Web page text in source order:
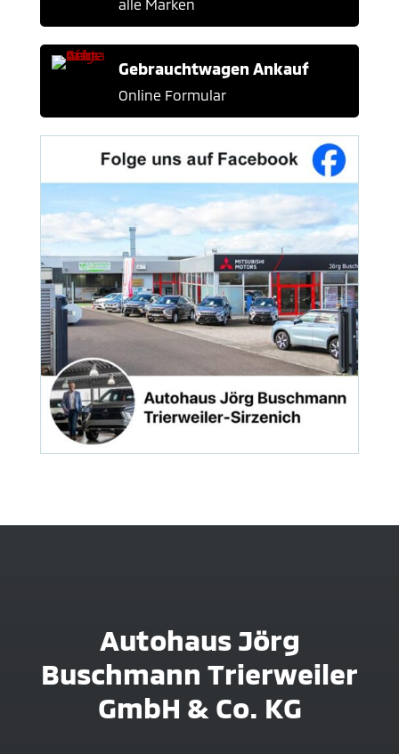
alle Marken
Gebrauchtwagen Ankauf
Online Formular
Autohaus Jörg
Buschmann Trierweiler
GmbH & Co. KG